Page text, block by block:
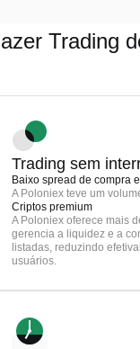
Trading
Trading sem
Baixo spread de compra
A Poloniex teve um
Criptos premium
A Poloniex oferece mais
gerencia a liquidez e a
listadas, reduzindo
usuários.